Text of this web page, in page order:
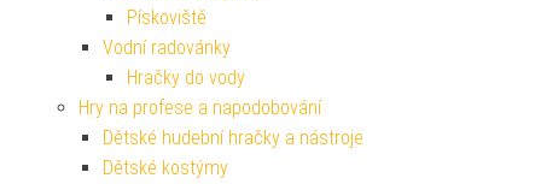
Pískoviště
Vodní radovánky
Hračky do vody
Hry na profese a napodobování
Dětské hudební hračky a nástroje
Dětské kostýmy